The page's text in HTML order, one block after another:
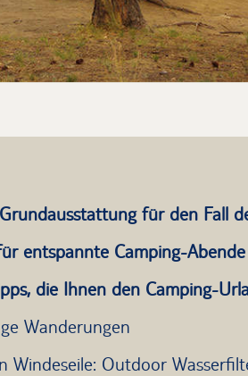
für den Fall
entspannte Camping-
die Ihnen den Camping-
Wanderungen
Windeseile: Outdoor